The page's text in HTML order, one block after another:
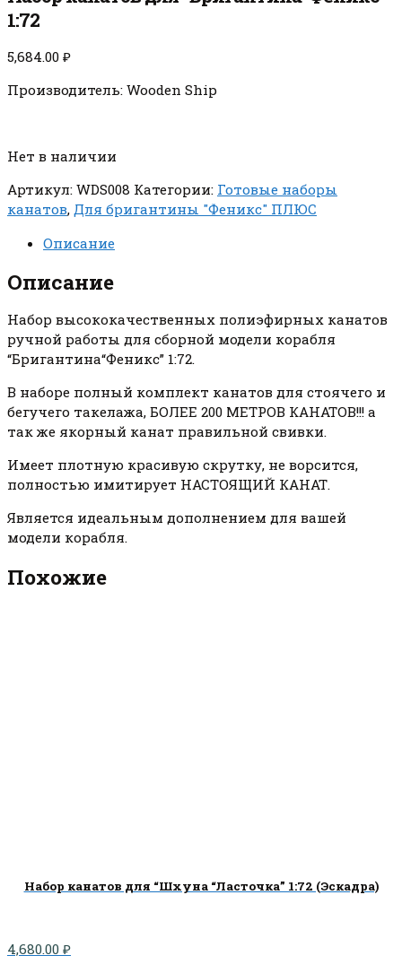
1:72
5,684.00 ₽
Производитель: Wooden Ship
Нет в наличии
Артикул: WDS008 Категории: Готовые наборы
канатов, Для бригантины "Феникс" ПЛЮС
Описание
Описание
Набор высококачественных полиэфирных канатов
ручной работы для сборной модели корабля
“Бригантина“Феникс” 1:72.
В наборе полный комплект канатов для стоячего и
бегучего такелажа, БОЛЕЕ 200 МЕТРОВ КАНАТОВ!!! а
так же якорный канат правильной свивки.
Имеет плотную красивую скрутку, не ворсится,
полностью имитирует НАСТОЯЩИЙ КАНАТ.
Является идеальным дополнением для вашей
модели корабля.
Похожие
Набор канатов для “Шхуна “Ласточка” 1:72 (Эскадра)
4,680.00 ₽